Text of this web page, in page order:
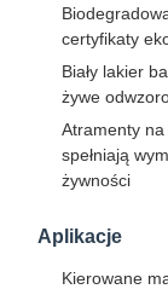
certyfikaty
Biały lakier
żywe
Atramenty na
spełniają
żywności
Aplikacje
Kierowane